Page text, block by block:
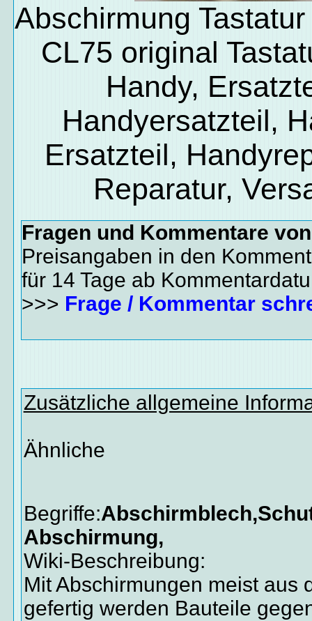
Abschirmung
CL75 original
Handy,
Handyersatzteil,
Ersatzteil,
Reparatur,
Fragen und Kommentare
Preisangaben in den
für 14 Tage ab
>>> Frage / Kommentar
Zusätzliche allgemeine
Ähnliche
Begriffe:
Abschirmung,
Wiki-Beschreibung:
Mit Abschirmungen meist aus
gefertig werden Bauteile